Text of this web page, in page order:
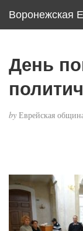
Воронежская
День
by Еврейская